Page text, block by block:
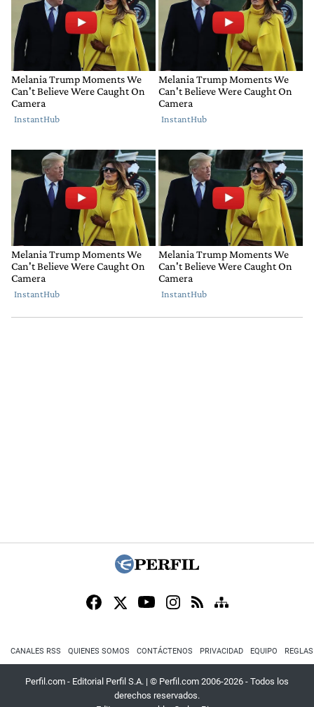
CANALES RSS QUIENES SOMOS CONTÁCTENOS PRIVACIDAD EQUIPO
Perfil.com - Editorial Perfil S.A. | © Perfil.com 2006-2026 - Todos los
derechos reservados.